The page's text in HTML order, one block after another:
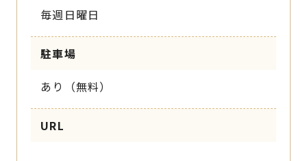
毎週日曜日
駐車場
あり（無料）
URL